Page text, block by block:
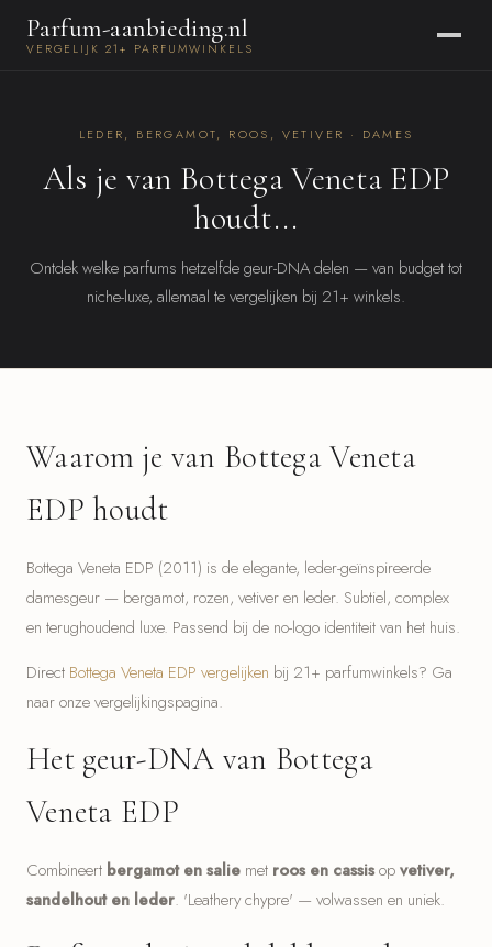
Parfum-aanbieding.nl
VERGELIJK 21+ PARFUMWINKELS
LEDER, BERGAMOT, ROOS, VETIVER · DAMES
Als je van Bottega Veneta EDP
houdt...
Ontdek welke parfums hetzelfde geur-DNA delen — van budget tot
niche-luxe, allemaal te vergelijken bij 21+ winkels.
Waarom je van Bottega Veneta
EDP houdt
Bottega Veneta EDP (2011) is de elegante, leder-geïnspireerde
damesgeur — bergamot, rozen, vetiver en leder. Subtiel, complex
en terughoudend luxe. Passend bij de no-logo identiteit van het huis.
Direct Bottega Veneta EDP vergelijken bij 21+ parfumwinkels? Ga
naar onze vergelijkingspagina.
Het geur-DNA van Bottega
Veneta EDP
Combineert bergamot en salie met roos en cassisopvetiver,
sandelhout en leder. 'Leathery chypre' — volwassen en uniek.